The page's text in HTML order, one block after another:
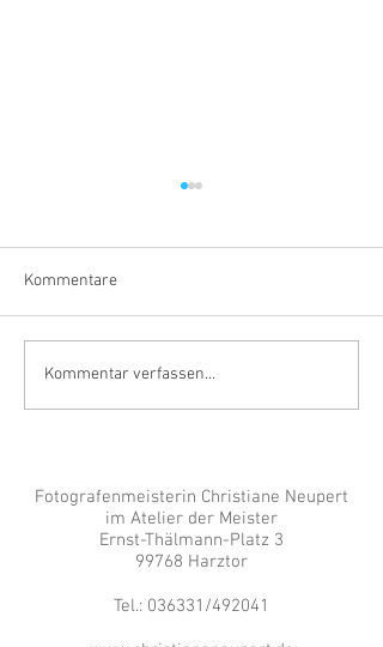
Ein Grund zum Feiern
Kommentare
Kommentar verfassen...
Fotografenmeisterin Christiane Neupert
im Atelier der Meister
Ernst-Thälmann-Platz 3
99768 Harztor
Tel.: 036331/492041